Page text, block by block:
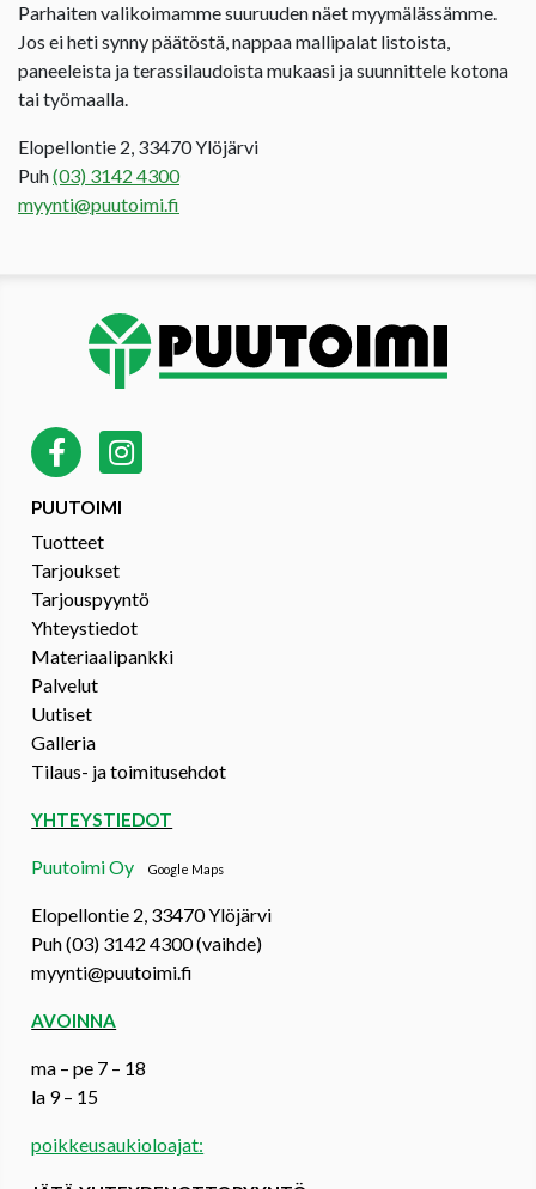
Parhaiten valikoimamme suuruuden näet myymälässämme.
Jos ei heti synny päätöstä, nappaa mallipalat listoista,
paneeleista ja terassilaudoista mukaasi ja suunnittele kotona
tai työmaalla.
Elopellontie 2, 33470 Ylöjärvi
Puh(03) 3142 4300
myynti@puutoimi.fi
PUUTOIMI
Tuotteet
Tarjoukset
Tarjouspyyntö
Yhteystiedot
Materiaalipankki
Palvelut
Uutiset
Galleria
Tilaus- ja toimitusehdot
YHTEYSTIEDOT
Puutoimi OyGoogle Maps
Elopellontie 2, 33470 Ylöjärvi
Puh (03) 3142 4300 (vaihde)
myynti@puutoimi.fi
AVOINNA
ma – pe 7 – 18
la 9 – 15
poikkeusaukioloajat: